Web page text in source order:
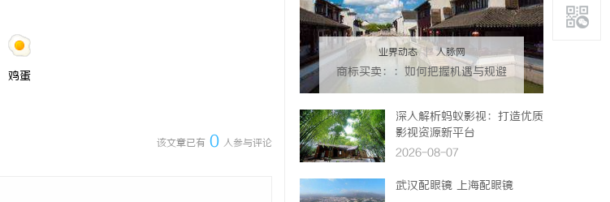
鸡蛋
该文章已有 0 人参与评论
业界动态 | 人脉网
商标买卖：：如何把握机遇与规避
深入解析蚂蚁影视：打造优质
影视资源新平台
2026-08-07
武汉配眼镜 上海配眼镜